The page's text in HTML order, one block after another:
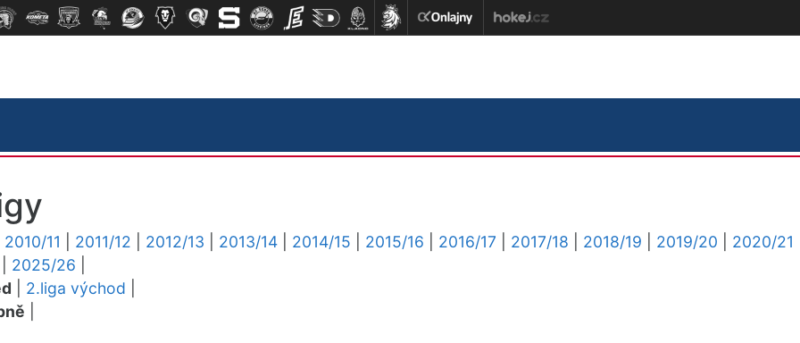
2010/11 2011/12 2012/13 2013/14 2014/15 2015/16 2016/17 2017/18 2018/19 2019/20
2020/21
2025/26
2.liga východ